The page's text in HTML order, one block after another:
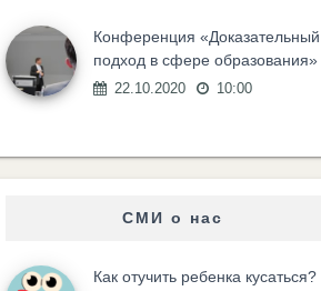
Конференция «Доказательный
подход в сфере образования»
22.10.2020 10:00
СМИ о нас
Как отучить ребенка кусаться?